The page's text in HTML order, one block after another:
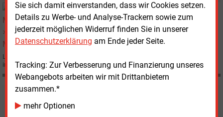
Sie sich damit einverstanden, dass wir Cookies setzen.
Details zu Werbe- und Analyse-Trackern sowie zum
jederzeit möglichen Widerruf finden Sie in unserer
Datenschutzerklärung am Ende jeder Seite.
Tracking: Zur Verbesserung und Finanzierung unseres
Webangebots arbeiten wir mit Drittanbietern
zusammen.*
mehr Optionen
Freitag, 4.03.2011, 08:58
E&M GASMARKT
Möhring: "Vollversorgung ist kaum mehr gefragt"
Ludwig Möhring, Geschäftsführer der Kasseler Wingas, über Erdgasvertrieb
im Klammergriff zwischen Klimaschutz und Überangebot.
Möchten Sie diese und